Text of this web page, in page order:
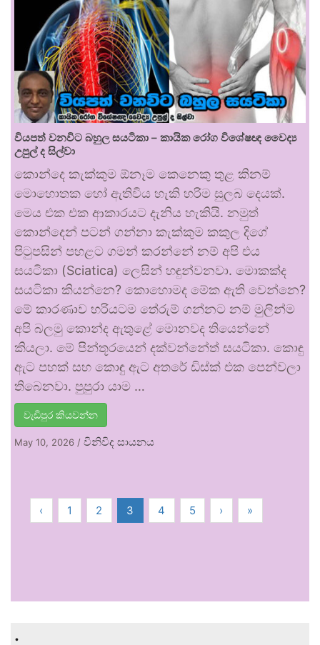
වියපත් වනවිට බහුල සයටිකා – කායික රෝග විශේෂඥ වෛද්‍ය
උපුල් ද සිල්වා
කොන්දෙ කැක්කුම ඕනෑම කෙනෙකු තුළ කිනම්
මොහොතක හෝ ඇතිවිය හැකි හරිම සුලබ දෙයක්.
මෙය එක එක ආකාරයට දැනිය හැකියි. නමුත්
කොන්දෙන් පටන් ගන්නා කැක්කුම කකුල දිගේ
පිටුපසින් පහළට ගමන් කරන්නේ නම් අපි එය
සයටිකා (Sciatica) ලෙසින් හඳුන්වනවා. මොකක්ද
සයටිකා කියන්නෙ? කොහොමද මේක ඇති වෙන්නෙ?
මේ කාරණාව හරියටම තේරුම් ගන්නට නම් මුලින්ම
අපි බලමු කොන්ද ඇතුළේ මොනවද තියෙන්නේ
කියලා. මේ පින්තූරයෙන් දක්වන්නේත් සයටිකා. කොඳු
ඇට පහක් සහ කොඳු ඇට අතරේ ඩිස්ක් එක පෙන්වලා
තිබෙනවා. පුපුරා යාම …
වැඩිපුර කියවන්න
May 10, 2026 / විනිවිද සායනය
‹ 1 2 3 4 5 › »
.